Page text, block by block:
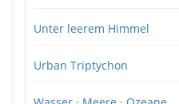
Unter leerem Himmel
Urban Triptychon